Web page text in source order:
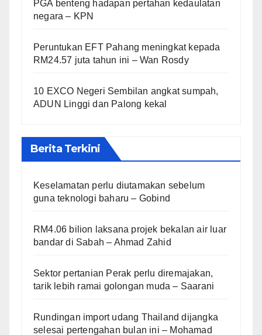
PGA benteng hadapan pertahan kedaulatan
negara – KPN
Peruntukan EFT Pahang meningkat kepada
RM24.57 juta tahun ini – Wan Rosdy
10 EXCO Negeri Sembilan angkat sumpah,
ADUN Linggi dan Palong kekal
Berita Terkini
Keselamatan perlu diutamakan sebelum
guna teknologi baharu – Gobind
RM4.06 bilion laksana projek bekalan air luar
bandar di Sabah – Ahmad Zahid
Sektor pertanian Perak perlu diremajakan,
tarik lebih ramai golongan muda – Saarani
Rundingan import udang Thailand dijangka
selesai pertengahan bulan ini – Mohamad